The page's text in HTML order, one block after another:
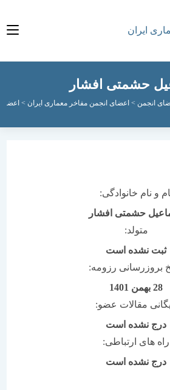
افشار
>اعضای انجمن مفاخر معماری ایران > اعضای فعال
خانوادگی:
حشمتی افشار
نشده است
رزومه:
مقالات عضو:
نشده است
ارتباطی:
نشده است